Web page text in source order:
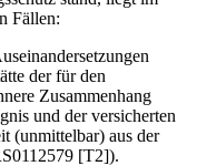
Fällen:
der für den
Zusammenhang
und der versicherten
(unmittelbar) aus der
[T2]).